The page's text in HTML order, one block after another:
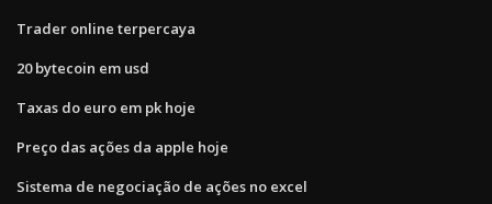
Trader online terpercaya
20 bytecoin em usd
Taxas do euro em pk hoje
Preço das ações da apple hoje
Sistema de negociação de ações no excel